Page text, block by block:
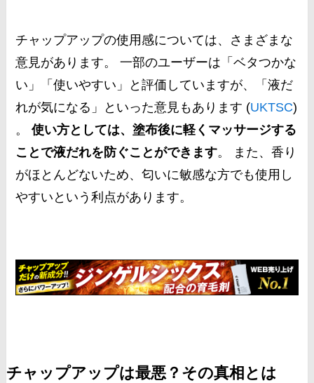
チャップアップの使用感については、さまざまな
意見があります。 一部のユーザーは「ベタつかな
い」「使いやすい」と評価していますが、「液だ
れが気になる」といった意見もあります​ (UKTSC)​
。使い方としては、塗布後に軽くマッサージする
ことで液だれを防ぐことができます。 また、香り
がほとんどないため、匂いに敏感な方でも使用し
やすいという利点があります。
チャップアップは最悪？その真相とは